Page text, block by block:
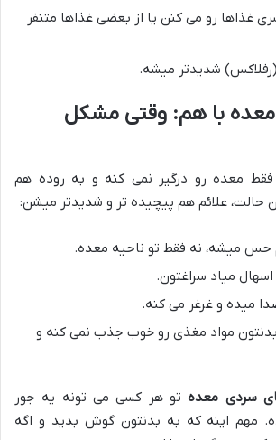
غذاها رو می کنن یا از بعضی غذاها متنفر
شدیدتر میشه.
با هم: وقتی مشکل
معده رو درگیر نمی کنه و به روده هم
حالت، علائم هم پیچیده تر و شدیدتر میشن:
حس میشه، نه فقط تو ناحیه معده.
میاد سراغتون.
میده و غرغر می کنه.
مواد مغذی رو خوب جذب نمی کنه و
سردی معدهتو هر کسی می تونه یه جور
مهم اینه که به بدنتون گوش بدید و اگه